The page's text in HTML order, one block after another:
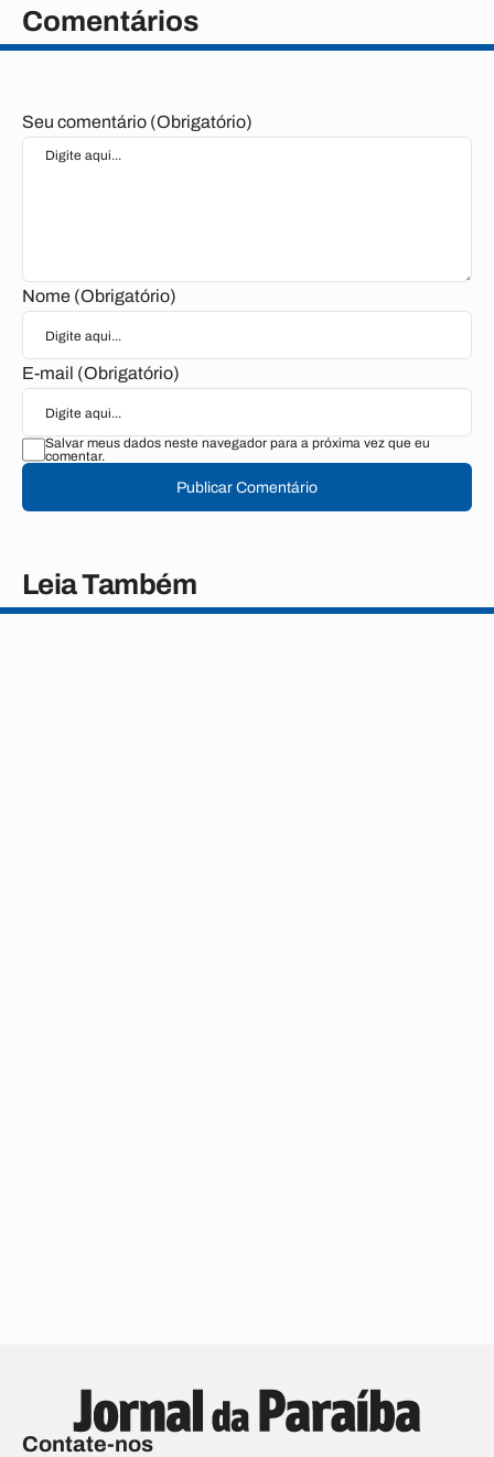
Comentários
Seu comentário (Obrigatório)
Nome (Obrigatório)
E-mail (Obrigatório)
Salvar meus dados neste navegador para a próxima vez que eu
comentar.
Publicar Comentário
Leia Também
Contate-nos